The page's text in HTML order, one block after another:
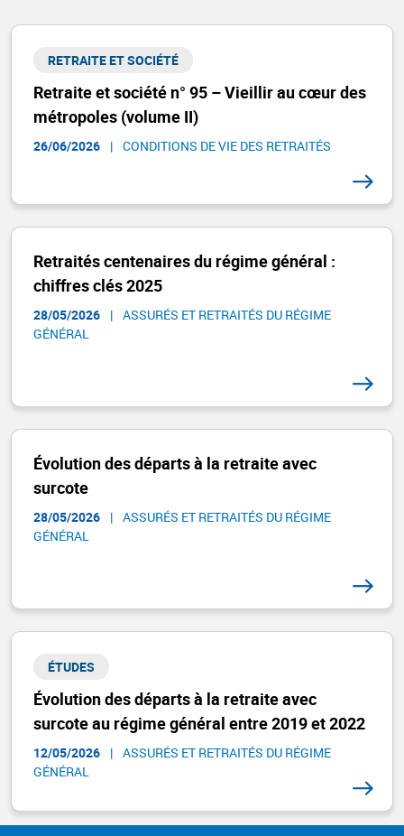
Retraite et société n° 95 – Vieillir au cœur des
métropoles (volume II)
RETRAITE ET SOCIÉTÉ​
26/06/2026 | CONDITIONS DE VIE DES RETRAITÉS
Retraités centenaires du régime général :
chiffres clés 2025
28/05/2026 | ASSURÉS ET RETRAITÉS DU RÉGIME
GÉNÉRAL​
Évolution des départs à la retraite avec
surcote
28/05/2026 | ASSURÉS ET RETRAITÉS DU RÉGIME
GÉNÉRAL​
Évolution des départs à la retraite avec
surcote au régime général entre 2019 et 2022
ÉTUDES
12/05/2026 | ASSURÉS ET RETRAITÉS DU RÉGIME
GÉNÉRAL​